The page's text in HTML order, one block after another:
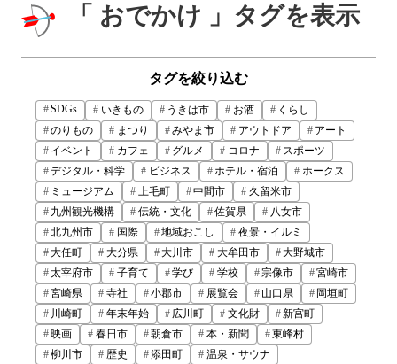
「 おでかけ 」タグを表示
タグを絞り込む
SDGs いきもの うきは市 お酒
くらし
のりもの
まつり みやま市 アウトドア
アート
イベント
カフェ グルメ コロナ
スポーツ
デジタル・科学
ビジネス ホテル・宿泊
ホークス
ミュージアム
上毛町 中間市
久留米市
九州観光機構
伝統・文化 佐賀県
八女市
北九州市
国際 地域おこし
夜景・イルミ
大任町
大分県 大川市 大牟田市
大野城市
太宰府市
子育て 学び 学校 宗像市
宮崎市
宮崎県
寺社 小郡市 展覧会 山口県
岡垣町
川崎町
年末年始 広川町 文化財
新宮町
映画
春日市 朝倉市 本・新聞
東峰村
柳川市
歴史 添田町
温泉・サウナ